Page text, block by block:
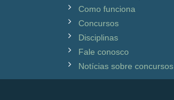
Como funciona
Concursos
Disciplinas
Fale conosco
Notícias sobre concursos